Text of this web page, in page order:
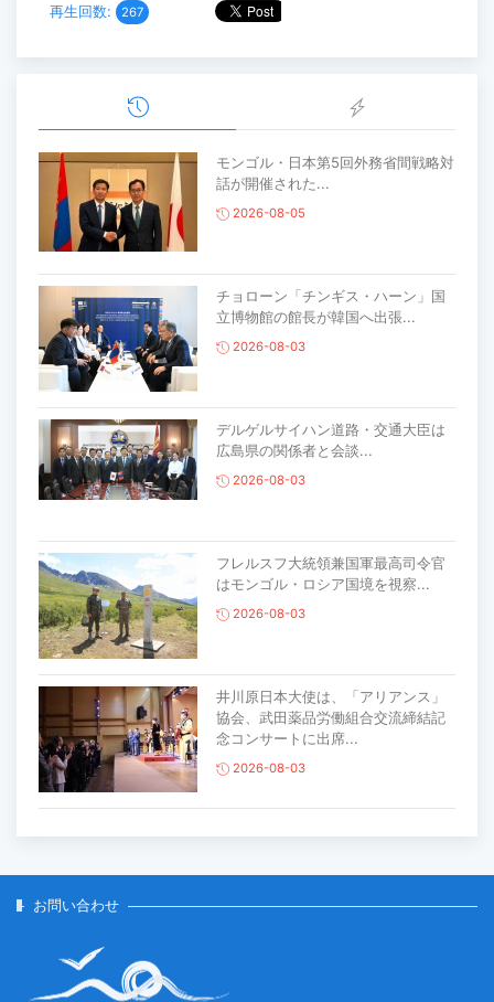
再生回数: 267
モンゴル・日本第5回外務省間戦略対
話が開催された...
2026-08-05
チョローン「チンギス・ハーン」国
立博物館の館長が韓国へ出張...
2026-08-03
デルゲルサイハン道路・交通大臣は
広島県の関係者と会談...
2026-08-03
フレルスフ大統領兼国軍最高司令官
はモンゴル・ロシア国境を視察...
2026-08-03
井川原日本大使は、「アリアンス」
協会、武田薬品労働組合交流締結記
念コンサートに出席...
2026-08-03
お問い合わせ